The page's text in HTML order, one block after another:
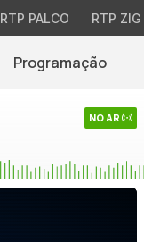
RTP PALCO RTP ZIG
Programação
NO AR